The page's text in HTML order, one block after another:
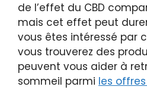
de l’effet du CBD
mais cet effet peut
vous êtes intéressé par
vous trouverez des
peuvent vous aider à
sommeil parmi les